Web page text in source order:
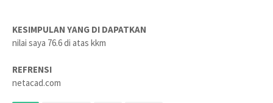
KESIMPULAN YANG DI DAPATKAN
nilai saya 76.6 di atas kkm
REFRENSI
netacad.com